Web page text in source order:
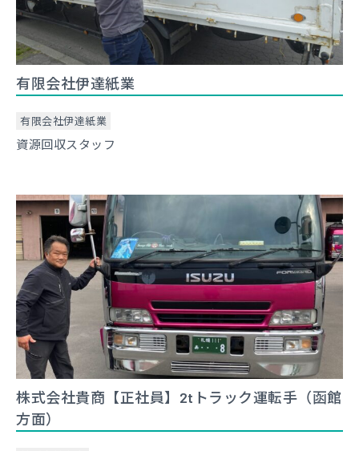
有限会社伊達紙業
有限会社伊達紙業
資源回収スタッフ
株式会社貴商【正社員】2tトラック運転手（函館
方面）